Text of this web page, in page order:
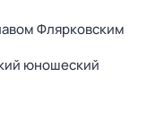
Флярковским
юношеский